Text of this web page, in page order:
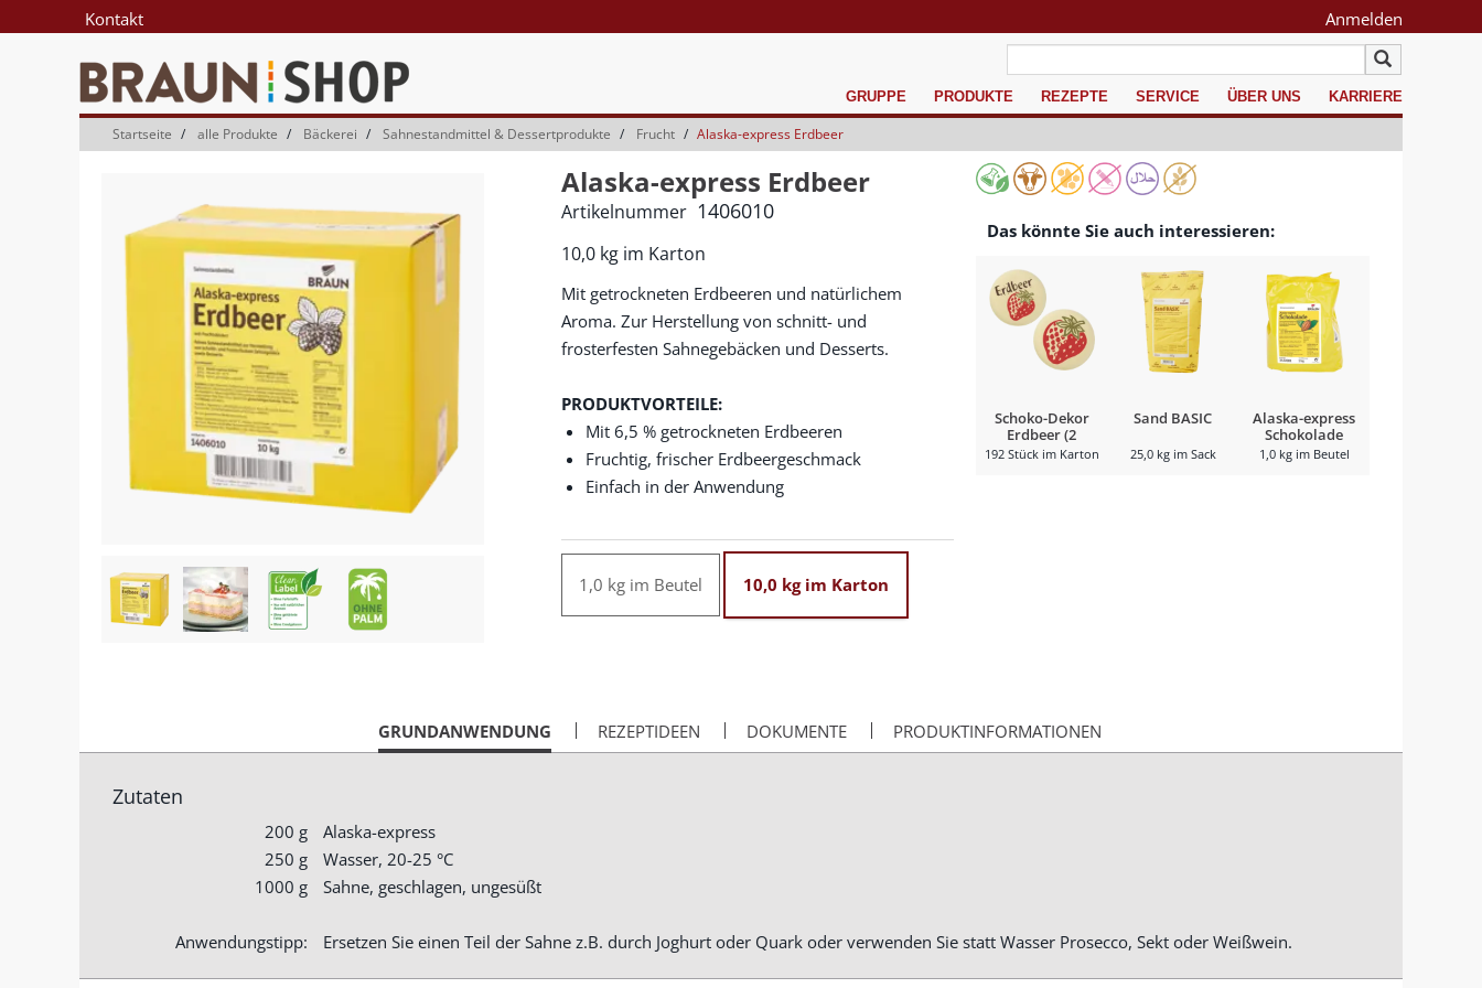
Inhalt
Navigationsmenü
Kontakt Anmelden
GRUPPE PRODUKTE REZEPTE SERVICE ÜBER UNS KARRIERE
Startseite alle Produkte Bäckerei Sahnestandmittel & Dessertprodukte Frucht Alaska-express Erdbeer
Alaska-express Erdbeer
10,0 kg im Karton
Artikelnummer 1406010
Mit getrockneten Erdbeeren und natürlichem
Aroma. Zur Herstellung von schnitt- und
frosterfesten Sahnegebäcken und Desserts.
PRODUKTVORTEILE:
Mit 6,5 % getrockneten Erdbeeren
Fruchtig, frischer Erdbeergeschmack
Einfach in der Anwendung
1,0 kg im Beutel 10,0 kg im Karton
Das könnte Sie auch interessieren:
Schoko-Dekor
Erdbeer (2
Motive)
192 Stück im Karton
Sand BASIC
25,0 kg im Sack
Alaska-express
Schokolade
1,0 kg im Beutel
CURRENT
TAB:
GRUNDANWENDUNG REZEPTIDEEN DOKUMENTE PRODUKTINFORMATIONEN
Zutaten
200 g
Alaska-express
250 g
Wasser, 20-25 °C
1000 g
Sahne, geschlagen, ungesüßt
Anwendungstipp: Ersetzen Sie einen Teil der Sahne z.B. durch Joghurt oder Quark oder verwenden Sie statt Wasser Prosecco, Sekt oder Weißwein.